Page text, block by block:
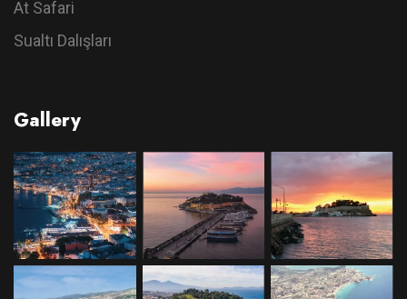
At Safari
Sualtı Dalışları
Gallery